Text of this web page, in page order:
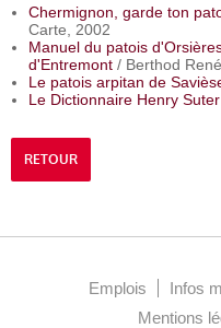
Chermignon, garde ton
Carte, 2002
Manuel du patois
d'Entremont / Berthod
Le patois arpitan de
Le Dictionnaire Henry Suter
RETOUR
Emplois Infos
Mentions